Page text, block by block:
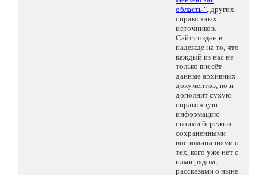
область.", других
справочных
источников.
Сайт создан в
надежде на то, что
каждый из нас не
только внесёт
данные архивных
документов, но и
дополнит сухую
справочную
информацию
своими бережно
сохраненными
воспоминаниями о
тех, кого уже нет с
нами рядом,
рассказами о ныне